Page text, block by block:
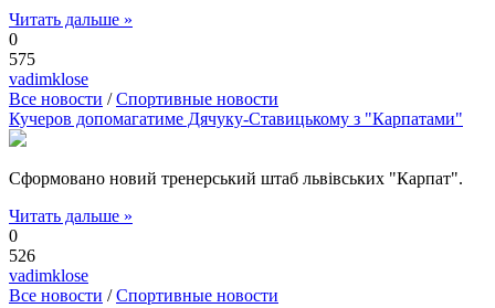
Читать дальше »
0
575
vadimklose
Все новости /Спортивные новости
Кучеров допомагатиме Дячуку-Ставицькому з "Карпатами"
Сформовано новий тренерський штаб львівських "Карпат".
Читать дальше »
0
526
vadimklose
Все новости /Спортивные новости